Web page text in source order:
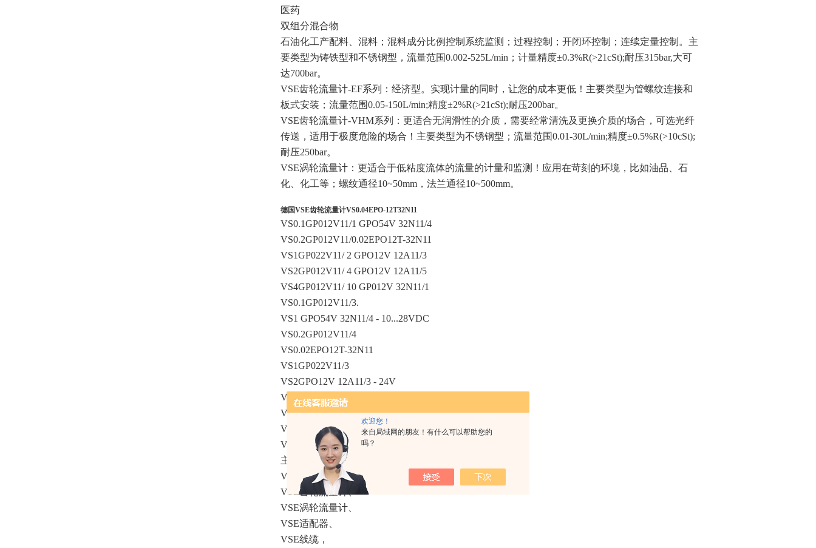
欢迎您！
来自局域网的朋友！有什么可以帮助您的
吗？
医药
双组分混合物
石油化工产配料、混料；混料成分比例控制系统监测；过程控制；开闭环控制；连续定量控制。主
要类型为铸铁型和不锈钢型，流量范围0.002-525L/min；计量精度±0.3%R(>21cSt);耐压315bar,大可
达700bar。
VSE齿轮流量计-EF系列：经济型。实现计量的同时，让您的成本更低！主要类型为管螺纹连接和
板式安装；流量范围0.05-150L/min;精度±2%R(>21cSt);耐压200bar。
VSE齿轮流量计-VHM系列：更适合无润滑性的介质，需要经常清洗及更换介质的场合，可选光纤
传送，适用于极度危险的场合！主要类型为不锈钢型；流量范围0.01-30L/min;精度±0.5%R(>10cSt);
耐压250bar。
VSE涡轮流量计：更适合于低粘度流体的流量的计量和监测！应用在苛刻的环境，比如油品、石
化、化工等；螺纹通径10~50mm，法兰通径10~500mm。
德国VSE齿轮流量计VS0.04EPO-12T32N11
VS0.1GP012V11/1 GPO54V 32N11/4
VS0.2GP012V11/0.02EPO12T-32N11
VS1GP022V11/ 2 GPO12V 12A11/3
VS2GP012V11/ 4 GPO12V 12A11/5
VS4GP012V11/ 10 GP012V 32N11/1
VS0.1GP012V11/3.
VS1 GPO54V 32N11/4 - 10...28VDC
VS0.2GP012V11/4
VS0.02EPO12T-32N11
VS1GP022V11/3
VS2GPO12V 12A11/3 - 24V
VS2GP012V11/4
VS4GPO12V 12A11/5-24V
VS4GP012V11/4
VS10GP012V 32N11/1
主要产品：
VSE流量计、
VSE齿轮流量计、
VSE涡轮流量计、
VSE适配器、
VSE线缆，